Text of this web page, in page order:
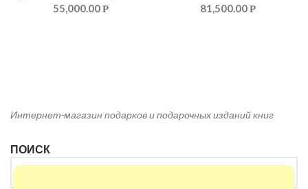
55,000.00Р 81,500.00Р
Интернет-магазин подарков и подарочных изданий книг
ПОИСК